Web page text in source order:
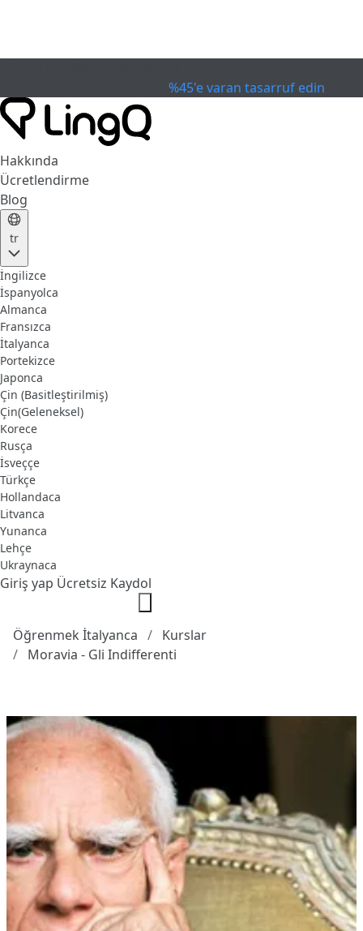
%45'e varan tasarruf edin
Hakkında
Ücretlendirme
Blog
tr
İngilizce
İspanyolca
Almanca
Fransızca
İtalyanca
Portekizce
Japonca
Çin (Basitleştirilmiş)
Çin(Geleneksel)
Korece
Rusça
İsveççe
Türkçe
Hollandaca
Litvanca
Yunanca
Lehçe
Ukraynaca
Giriş yap Ücretsiz Kaydol
Öğrenmek İtalyanca
Kurslar
Moravia - Gli Indifferenti